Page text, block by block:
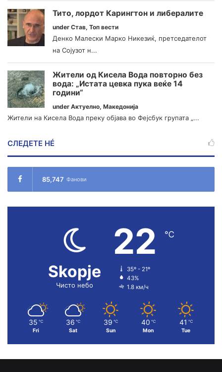
Тито, лордот Карингтон и либералите
under Став, Топ вести
Денко Малески Марко Никезиќ, претседателот
на Сојузот н...
Жители од Кисела Вода повторно без
вода: „Истата цевка пука веќе 14
години“
under Актуелно, Македонија
Жители на Кисела Вода преку објава во Фејсбук групата „...
СЛЕДЕТЕ НÉ
85,747 Фанови
Skopje
Чисто небо
22 ℃
35º - 21º
43%
1.8 км/ч
35 ℃
Fri
36 ℃
Sat
39 ℃
Sun
40 ℃
Mon
41 ℃
Tue